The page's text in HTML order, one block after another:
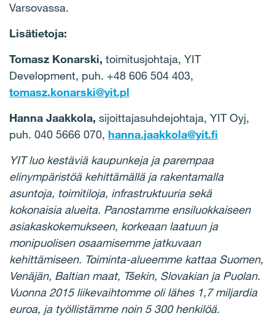
Varsovassa.
Lisätietoja:
Tomasz Konarski, toimitusjohtaja, YIT
Development, puh. +48 606 504 403,
tomasz.konarski@yit.pl
Hanna Jaakkola, sijoittajasuhdejohtaja, YIT Oyj,
puh. 040 5666 070, hanna.jaakkola@yit.fi
YIT luo kestäviä kaupunkeja ja parempaa
elinympäristöä kehittämällä ja rakentamalla
asuntoja, toimitiloja, infrastruktuuria sekä
kokonaisia alueita. Panostamme ensiluokkaiseen
asiakaskokemukseen, korkeaan laatuun ja
monipuolisen osaamisemme jatkuvaan
kehittämiseen. Toiminta-alueemme kattaa Suomen,
Venäjän, Baltian maat, Tšekin, Slovakian ja Puolan.
Vuonna 2015 liikevaihtomme oli lähes 1,7 miljardia
euroa, ja työllistämme noin 5 300 henkilöä.